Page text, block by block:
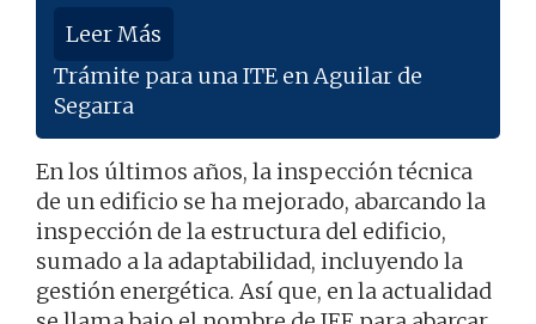
Leer Más
Trámite para una ITE en Aguilar de
Segarra
En los últimos años, la inspección técnica
de un edificio se ha mejorado, abarcando la
inspección de la estructura del edificio,
sumado a la adaptabilidad, incluyendo la
gestión energética. Así que, en la actualidad